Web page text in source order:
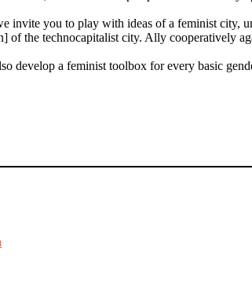
you to play with ideas of a feminist city,
of the technocapitalist city. Ally cooperatively
develop a feminist toolbox for every basic